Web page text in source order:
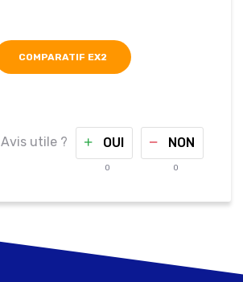
COMPARATIF EX2
Avis utile ? OUI
0
NON
0